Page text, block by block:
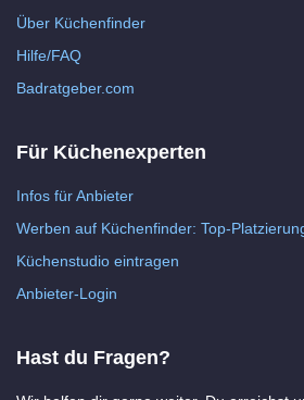
Über Küchenfinder
Hilfe/FAQ
Badratgeber.com
Für Küchenexperten
Infos für Anbieter
Werben auf Küchenfinder: Top-
Küchenstudio eintragen
Anbieter-Login
Hast du Fragen?